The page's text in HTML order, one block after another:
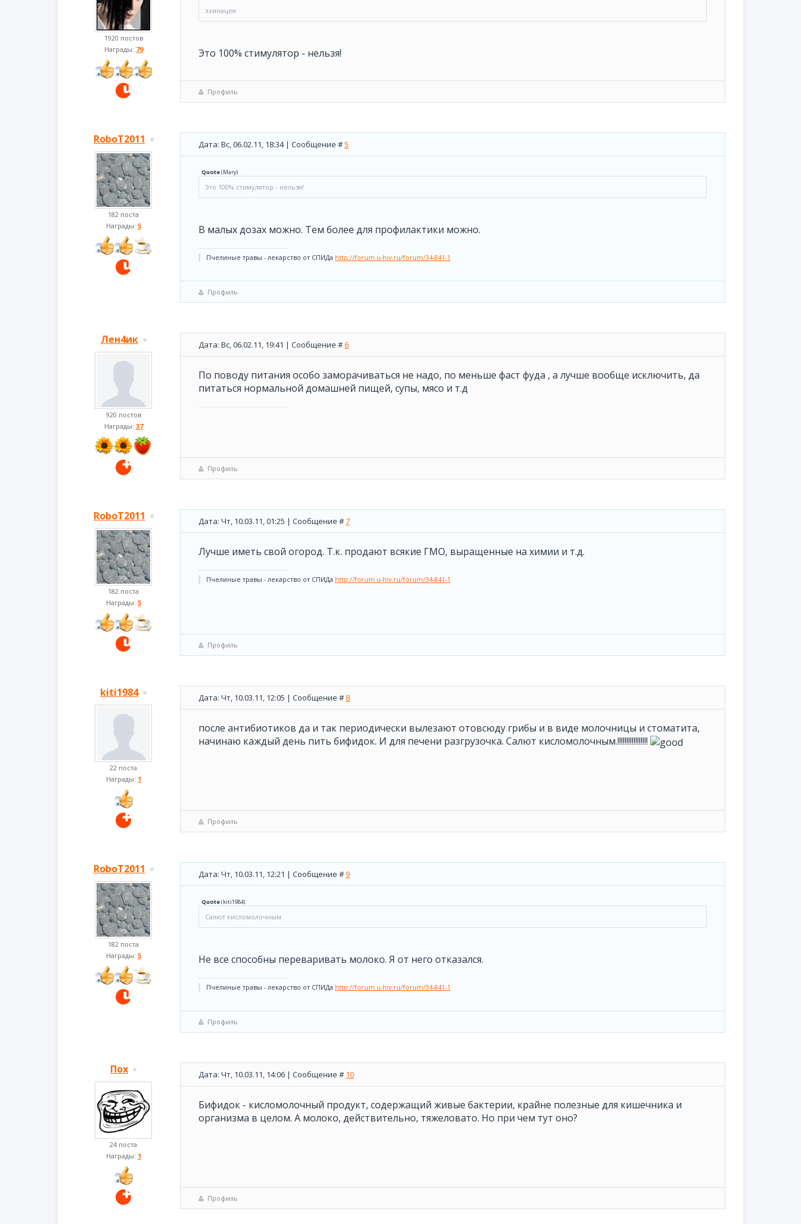
1920 постов
Награды: 79
эхинацея
Это 100% стимулятор - нельзя!
Профиль
RoboT2011
182 поста
Награды: 5
Дата: Вс, 06.02.11, 18:34 | Сообщение #5
Quote(Mary)
Это 100% стимулятор - нельзя!
В малых дозах можно. Тем более для профилактики можно.
Пчелиные травы - лекарство от СПИДа http://forum.u-hiv.ru/forum/34-841-1
Профиль
Лен4ик
920 постов
Награды: 37
Дата: Вс, 06.02.11, 19:41 | Сообщение #6
По поводу питания особо заморачиваться не надо, по меньше фаст фуда , а лучше вообще исключить, да
питаться нормальной домашней пищей, супы, мясо и т.д
Профиль
RoboT2011
182 поста
Награды: 5
Дата: Чт, 10.03.11, 01:25 | Сообщение #7
Лучше иметь свой огород. Т.к. продают всякие ГМО, выращенные на химии и т.д.
Пчелиные травы - лекарство от СПИДа http://forum.u-hiv.ru/forum/34-841-1
Профиль
kiti1984
22 поста
Награды: 1
Дата: Чт, 10.03.11, 12:05 | Сообщение # 8
после антибиотиков да и так периодически вылезают отовсюду грибы и в виде молочницы и стоматита,
начинаю каждый день пить бифидок. И для печени разгрузочка. Салют кисломолочным.!!!!!!!!!!!!!!!!!
Профиль
RoboT2011
182 поста
Награды: 5
Дата: Чт, 10.03.11, 12:21 | Сообщение #9
Quote(kiti1984)
Салют кисломолочным.
Не все способны переваривать молоко. Я от него отказался.
Пчелиные травы - лекарство от СПИДа http://forum.u-hiv.ru/forum/34-841-1
Профиль
Пох
24 поста
Награды: 1
Дата: Чт, 10.03.11, 14:06 | Сообщение # 10
Бифидок - кисломолочный продукт, содержащий живые бактерии, крайне полезные для кишечника и
организма в целом. А молоко, действительно, тяжеловато. Но при чем тут оно?
Профиль